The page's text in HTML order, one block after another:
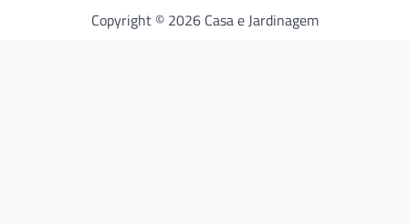
Copyright © 2026 Casa e Jardinagem